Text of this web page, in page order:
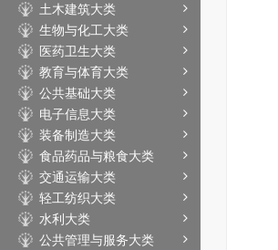
土木建筑大类
生物与化工大类
医药卫生大类
教育与体育大类
公共基础大类
电子信息大类
装备制造大类
食品药品与粮食大类
交通运输大类
轻工纺织大类
水利大类
公共管理与服务大类